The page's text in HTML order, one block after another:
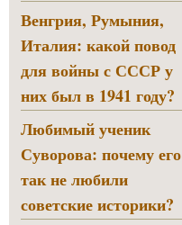
Венгрия, Румыния,
Италия: какой повод
для войны с СССР у
них был в 1941 году?
Любимый ученик
Суворова: почему его
так не любили
советские историки?